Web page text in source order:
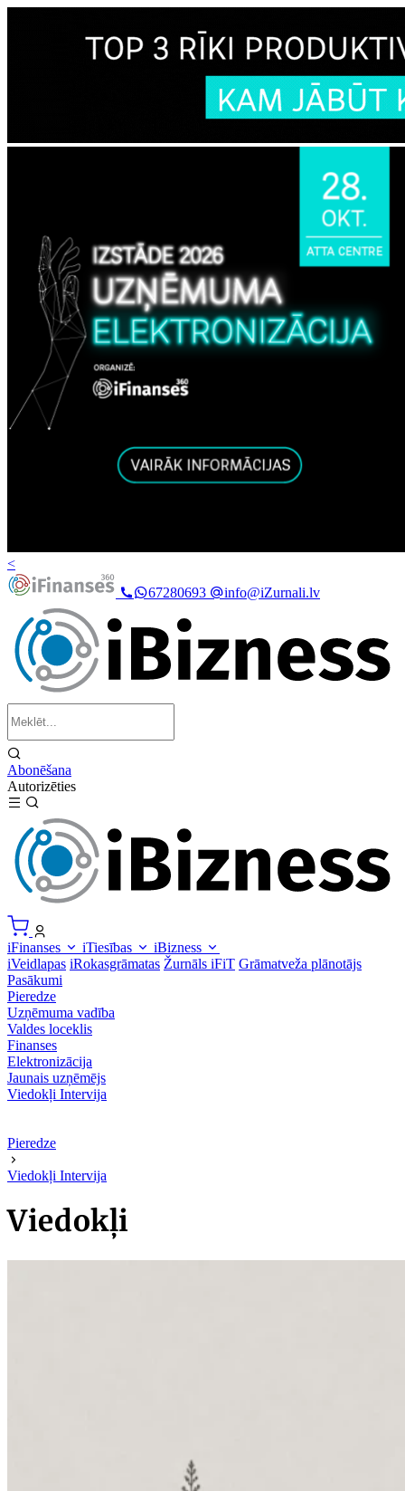
<
67280693
info@iZurnali.lv
Abonēšana
Autorizēties
iFinanses iTiesības
iBizness
iVeidlapas iRokasgrāmatas Žurnāls iFiT Grāmatveža plānotājs
Pasākumi
Pieredze
Uzņēmuma vadība
Valdes loceklis
Finanses
Elektronizācija
Jaunais uzņēmējs
Viedokļi Intervija
Pieredze
Viedokļi Intervija
Viedokļi